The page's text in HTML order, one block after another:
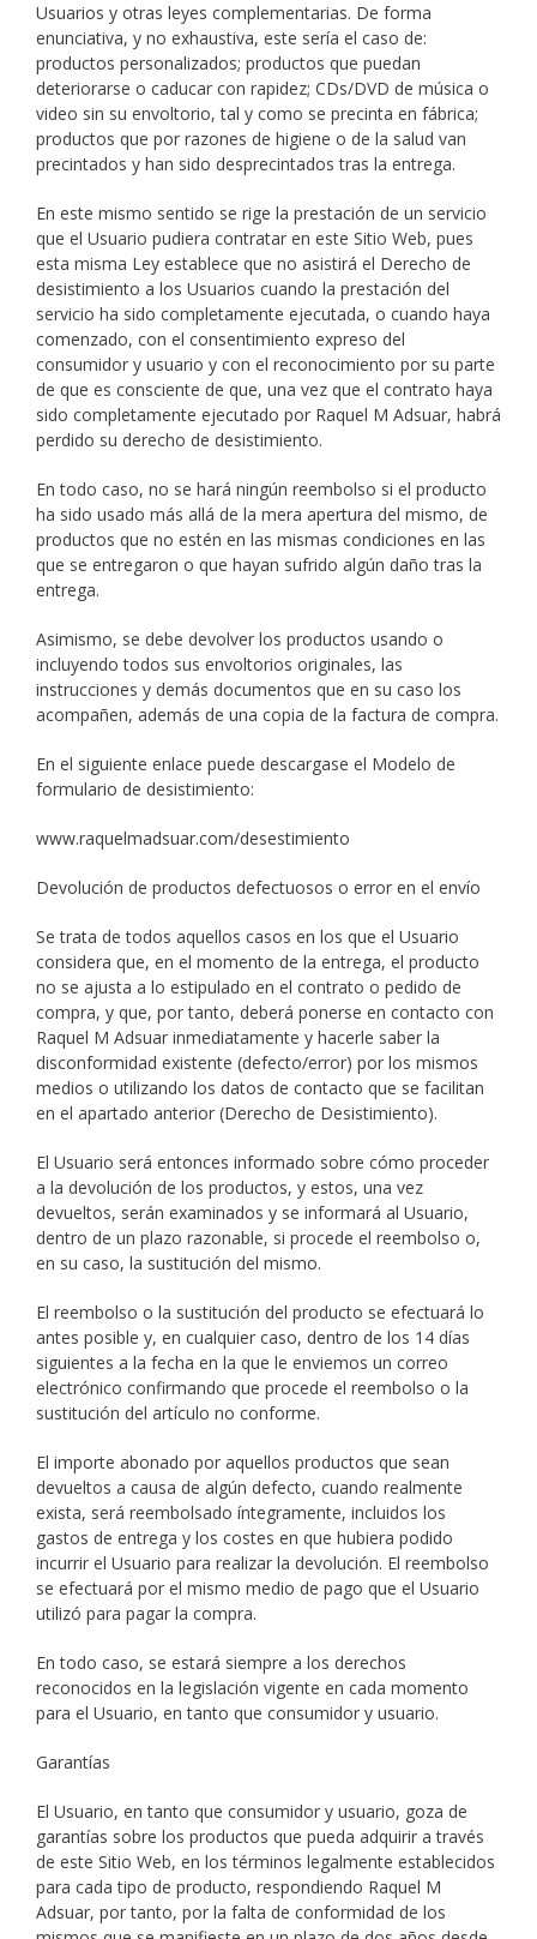
Usuarios y otras leyes complementarias. De forma
enunciativa, y no exhaustiva, este sería el caso de:
productos personalizados; productos que puedan
deteriorarse o caducar con rapidez; CDs/DVD de música o
video sin su envoltorio, tal y como se precinta en fábrica;
productos que por razones de higiene o de la salud van
precintados y han sido desprecintados tras la entrega.
En este mismo sentido se rige la prestación de un servicio
que el Usuario pudiera contratar en este Sitio Web, pues
esta misma Ley establece que no asistirá el Derecho de
desistimiento a los Usuarios cuando la prestación del
servicio ha sido completamente ejecutada, o cuando haya
comenzado, con el consentimiento expreso del
consumidor y usuario y con el reconocimiento por su parte
de que es consciente de que, una vez que el contrato haya
sido completamente ejecutado por Raquel M Adsuar, habrá
perdido su derecho de desistimiento.
En todo caso, no se hará ningún reembolso si el producto
ha sido usado más allá de la mera apertura del mismo, de
productos que no estén en las mismas condiciones en las
que se entregaron o que hayan sufrido algún daño tras la
entrega.
Asimismo, se debe devolver los productos usando o
incluyendo todos sus envoltorios originales, las
instrucciones y demás documentos que en su caso los
acompañen, además de una copia de la factura de compra.
En el siguiente enlace puede descargase el Modelo de
formulario de desistimiento:
www.raquelmadsuar.com/desestimiento
Devolución de productos defectuosos o error en el envío
Se trata de todos aquellos casos en los que el Usuario
considera que, en el momento de la entrega, el producto
no se ajusta a lo estipulado en el contrato o pedido de
compra, y que, por tanto, deberá ponerse en contacto con
Raquel M Adsuar inmediatamente y hacerle saber la
disconformidad existente (defecto/error) por los mismos
medios o utilizando los datos de contacto que se facilitan
en el apartado anterior (Derecho de Desistimiento).
El Usuario será entonces informado sobre cómo proceder
a la devolución de los productos, y estos, una vez
devueltos, serán examinados y se informará al Usuario,
dentro de un plazo razonable, si procede el reembolso o,
en su caso, la sustitución del mismo.
El reembolso o la sustitución del producto se efectuará lo
antes posible y, en cualquier caso, dentro de los 14 días
siguientes a la fecha en la que le enviemos un correo
electrónico confirmando que procede el reembolso o la
sustitución del artículo no conforme.
El importe abonado por aquellos productos que sean
devueltos a causa de algún defecto, cuando realmente
exista, será reembolsado íntegramente, incluidos los
gastos de entrega y los costes en que hubiera podido
incurrir el Usuario para realizar la devolución. El reembolso
se efectuará por el mismo medio de pago que el Usuario
utilizó para pagar la compra.
En todo caso, se estará siempre a los derechos
reconocidos en la legislación vigente en cada momento
para el Usuario, en tanto que consumidor y usuario.
Garantías
El Usuario, en tanto que consumidor y usuario, goza de
garantías sobre los productos que pueda adquirir a través
de este Sitio Web, en los términos legalmente establecidos
para cada tipo de producto, respondiendo Raquel M
Adsuar, por tanto, por la falta de conformidad de los